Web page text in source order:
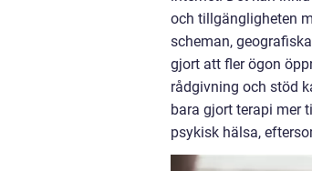
och tillgängligheten
scheman,
gjort att fler ögon
rådgivning och stöd
bara gjort terapi mer
psykisk hälsa,